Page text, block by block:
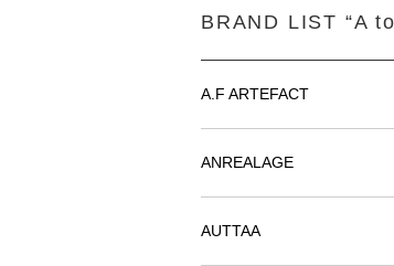
BRAND LIST “A
A.F ARTEFACT
ANREALAGE
AUTTAA